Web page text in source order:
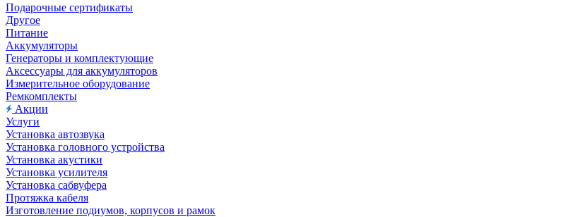
Подарочные сертификаты
Другое
Питание
Аккумуляторы
Генераторы и комплектующие
Аксессуары для аккумуляторов
Измерительное оборудование
Ремкомплекты
Акции
Услуги
Установка автозвука
Установка головного устройства
Установка акустики
Установка усилителя
Установка сабвуфера
Протяжка кабеля
Изготовление подиумов, корпусов и рамок